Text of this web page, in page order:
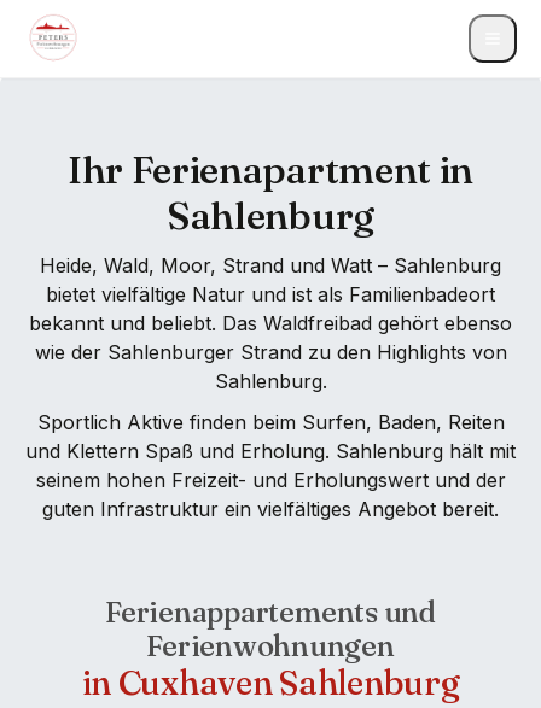
Ihr Ferienapartment in
Sahlenburg
Heide, Wald, Moor, Strand und Watt – Sahlenburg
bietet vielfältige Natur und ist als Familienbadeort
bekannt und beliebt. Das Waldfreibad gehört ebenso
wie der Sahlenburger Strand zu den Highlights von
Sahlenburg.
Sportlich Aktive finden beim Surfen, Baden, Reiten
und Klettern Spaß und Erholung. Sahlenburg hält mit
seinem hohen Freizeit- und Erholungswert und der
guten Infrastruktur ein vielfältiges Angebot bereit.
Ferienappartements und
Ferienwohnungen
in Cuxhaven Sahlenburg